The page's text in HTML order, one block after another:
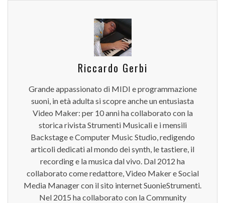
Riccardo Gerbi
Grande appassionato di MIDI e programmazione
suoni, in età adulta si scopre anche un entusiasta
Video Maker: per 10 anni ha collaborato con la
storica rivista Strumenti Musicali e i mensili
Backstage e Computer Music Studio, redigendo
articoli dedicati al mondo dei synth, le tastiere, il
recording e la musica dal vivo. Dal 2012 ha
collaborato come redattore, Video Maker e Social
Media Manager con il sito internet SuonieStrumenti.
Nel 2015 ha collaborato con la Community